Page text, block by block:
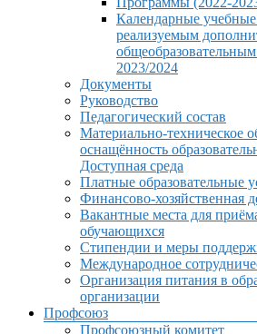
Календарные
реализуемым
2023/2024
Документы
Руководство
Педагогический состав
Материально-техническое
оснащённость
Доступная среда
Платные образовательные
Финансово-хозяйственная
Вакантные места для
обучающихся
Стипендии и меры
Международное
Организация питания в
организации
Профсоюз
Профсоюзный комитет